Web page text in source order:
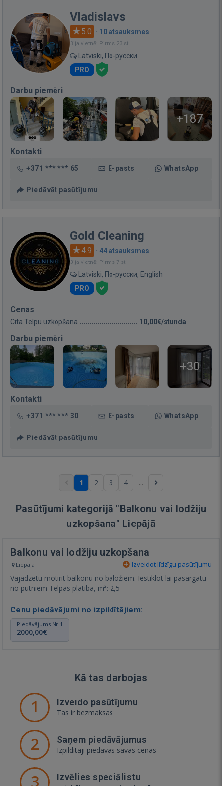
Vladislavs
5.0 · 10 atsauksmes
Bija vietnē: Pirms 23 st.
Latviski, По-русски
PRO
Darbu piemēri
+187
Kontakti
+371 *** *** 65 E-pasts WhatsApp
Piedāvāt pasūtījumu
Gold Cleaning
4.9 · 44 atsauksmes
Bija vietnē: Pirms 7 st.
Latviski, По-русски, English
PRO
Cenas
Cita Telpu uzkopšana 10,00€/stunda
Darbu piemēri
+30
Kontakti
+371 *** *** 30 E-pasts WhatsApp
Piedāvāt pasūtījumu
1 2 3 4 ...
Pasūtījumi kategorijā "Balkonu vai lodžiju
uzkopšana" Liepājā
Balkonu vai lodžiju uzkopšana
Liepāja Izveidot līdzīgu pasūtījumu
Vajadzētu motīrīt balkonu no baloźiem. Iestiklot lai pasargātu
no putniem Telpas platība, m²: 2,5
Cenu piedāvājumi no izpildītājiem:
Piedāvājums Nr.1
2000,00€
Kā tas darbojas
1 Izveido pasūtījumu
Tas ir bezmaksas
2 Saņem piedāvājumus
Izpildītāji piedāvās savas cenas
3 Izvēlies speciālistu